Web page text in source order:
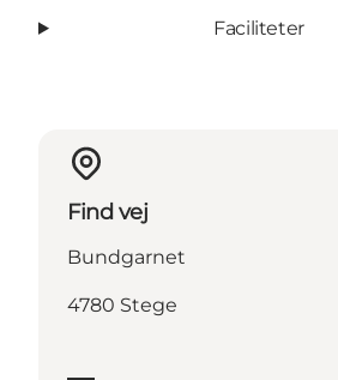
Faciliteter
Find vej
Bundgarnet
4780 Stege